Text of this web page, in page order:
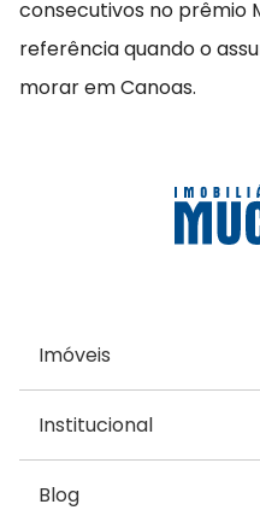
consecutivos no prêmio
referência quando o
morar em Canoas.
Imóveis
Institucional
Blog